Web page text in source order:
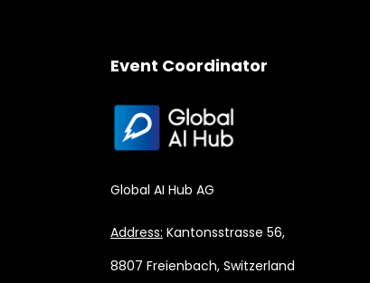
Event Coordinator
Global AI Hub AG
Address: Kantonsstrasse 56,
8807 Freienbach, Switzerland